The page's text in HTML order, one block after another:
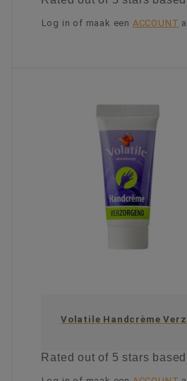
Log in of maak een ACCOUNT
Volatile Handcrème
Ratedout of 5 stars